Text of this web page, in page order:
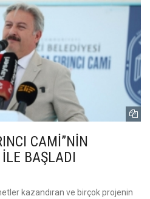
CAMİ”NİN
BAŞLADI
kazandıran ve birçok projenin